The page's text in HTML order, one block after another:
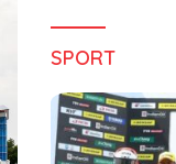
SPORT